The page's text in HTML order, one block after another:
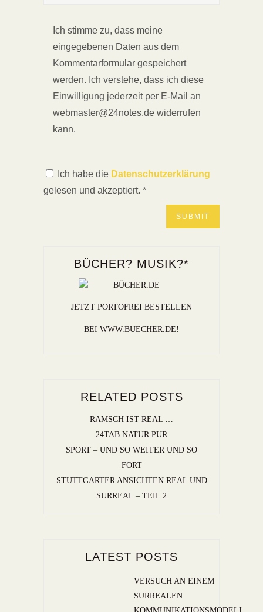
Ich stimme zu, dass meine
eingegebenen Daten aus dem
Kommentarformular gespeichert
werden. Ich verstehe, dass ich diese
Einwilligung jederzeit per E-Mail an
webmaster@24notes.de widerrufen
kann.
Ich habe die Datenschutzerklärung
gelesen und akzeptiert. *
BÜCHER? MUSIK?*
JETZT PORTOFREI BESTELLEN
BEI WWW.BUECHER.DE!
RELATED POSTS
RAMSCH IST REAL …
24TAB NATUR PUR
SPORT – UND SO WEITER UND SO
FORT
STUTTGARTER ANSICHTEN REAL UND
SURREAL – TEIL 2
LATEST POSTS
VERSUCH AN EINEM
SURREALEN